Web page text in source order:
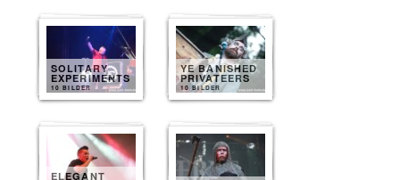
SOLITARY
EXPERIMENTS
10 BILDER
YE BANISHED
PRIVATEERS
10 BILDER
ELEGANT